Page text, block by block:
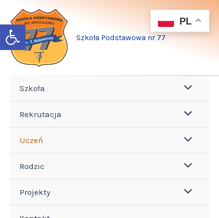
Open toolbar
Przejdź
treści
Szkoła Podstawowa nr 77
Szkoła
Rekrutacja
Uczeń
Rodzic
Projekty
PL